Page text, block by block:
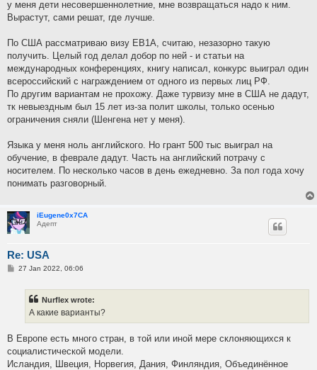
у меня дети несовершеннолетние, мне возвращаться надо к ним.
Вырастут, сами решат, где лучше.
По США рассматриваю визу EB1A, считаю, незазорно такую
получить. Целый год делал добор по ней - и статьи на
международных конференциях, книгу написал, конкурс выиграл один
всероссийский с награждением от одного из первых лиц РФ.
По другим вариантам не прохожу. Даже турвизу мне в США не дадут,
тк невыездным был 15 лет из-за полит школы, только осенью
ограничения сняли (Шенгена нет у меня).
Языка у меня ноль английского. Но грант 500 тыс выиграл на
обучение, в феврале дадут. Часть на английский потрачу с
носителем. По несколько часов в день ежедневно. За пол года хочу
понимать разговорный.
iEugene0x7CA
Адепт
Re: USA
P27 Jan 2022, 06:06
Nurflex wrote:
А какие варианты?
В Европе есть много стран, в той или иной мере склоняющихся к
социалистической модели.
Исландия, Швеция, Норвегия, Дания, Финляндия, Объединённое